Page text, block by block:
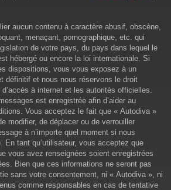
aucun contenu à caractère abusif, obscène,
menaçant, pornographique, etc. qui
de votre pays, du pays dans lequel le
hébergé ou encore la loi internationale. Si
dispositions, vous vous exposez à un
définitif et nous nous réservons le droit
à internet et les autorités officielles.
est enregistrée afin d’aider au
Vous acceptez le fait que « Autodiva »
modifier, de déplacer ou de verrouiller
à n’importe quel moment si nous
En tant qu’utilisateur, vous acceptez que
vous avez renseignées soient enregistrées
Bien que ces informations ne seront pas
sans votre consentement, ni « Autodiva », ni
comme responsables en cas de tentative